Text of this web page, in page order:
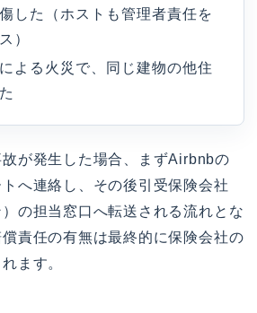
した（ホストも管理者責任を
）
よる火災で、同じ建物の他住
が発生した場合、まずAirbnbの
へ連絡し、その後引受保険会社
）の担当窓口へ転送される流れとな
責任の有無は最終的に保険会社の
ます。